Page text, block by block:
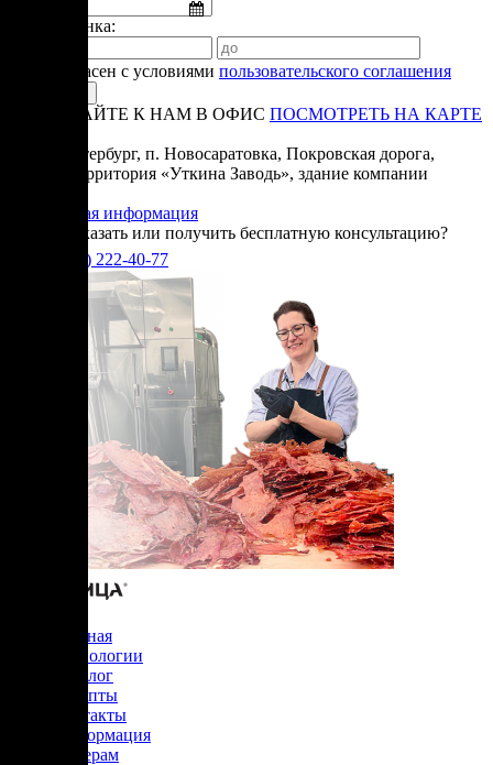
Время звонка:
Я согласен с условиями пользовательского соглашения
ПРИЕЗЖАЙТЕ К НАМ В ОФИС ПОСМОТРЕТЬ НА КАРТЕ
Санкт-Петербург, п. Новосаратовка, Покровская дорога,
частная территория «Уткина Заводь», здание компании
Справочная информация
Хотите заказать или получить бесплатную консультацию?
+7(905) 222-40-77
Главная
Технологии
Каталог
Рецепты
Контакты
Информация
Дилерам